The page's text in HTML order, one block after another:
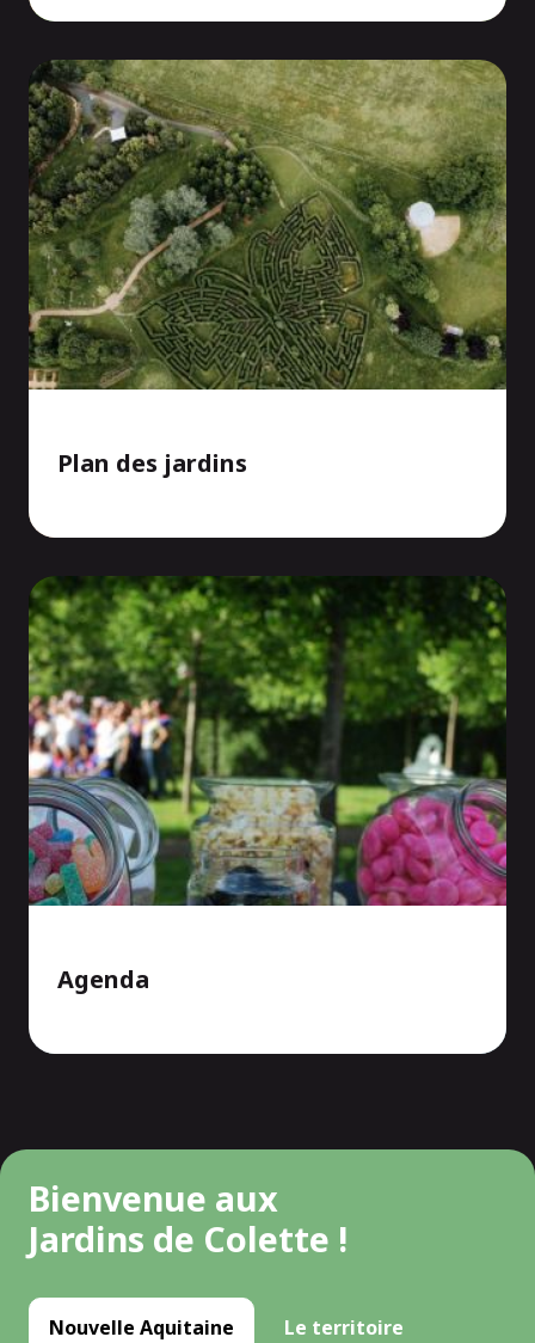
Plan des jardins
Agenda
Bienvenue aux
Jardins de Colette !
Nouvelle Aquitaine Le territoire